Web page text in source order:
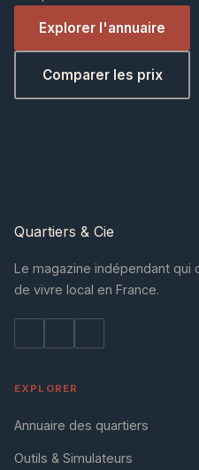
Explorer l'annuaire
Comparer les prix
Quartiers & Cie
Le magazine indépendant
de vivre local en France.
EXPLORER
Annuaire des quartiers
Outils & Simulateurs